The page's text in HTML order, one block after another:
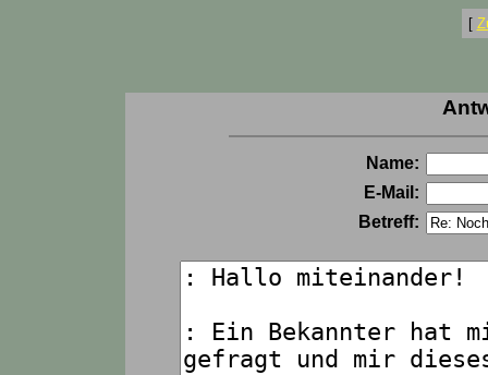
[
Name:
E-Mail:
Betreff: